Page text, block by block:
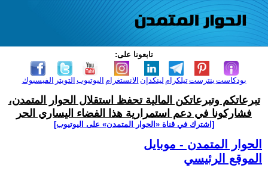
تابعونا على:
الفيسبوك التويتر اليوتيوب الانستغرام لينكدإن تيلكرامبنترست بودكاست
تبرعاتكم وتبرعاتكن المالية تحفظ استقلال الحوار المتمدن،
فشاركونا في دعم استمرارية هذا الفضاء اليساري الحر
[اشترك في قناة ‫«الحوار المتمدن» على اليوتيوب]
الحوار المتمدن - موبايل
الموقع الرئيسي